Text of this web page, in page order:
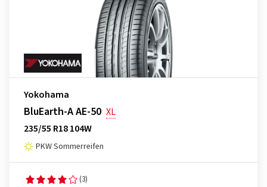
Yokohama
BluEarth-A AE-50 XL
235/55 R18 104W
PKW Sommerreifen
(3)